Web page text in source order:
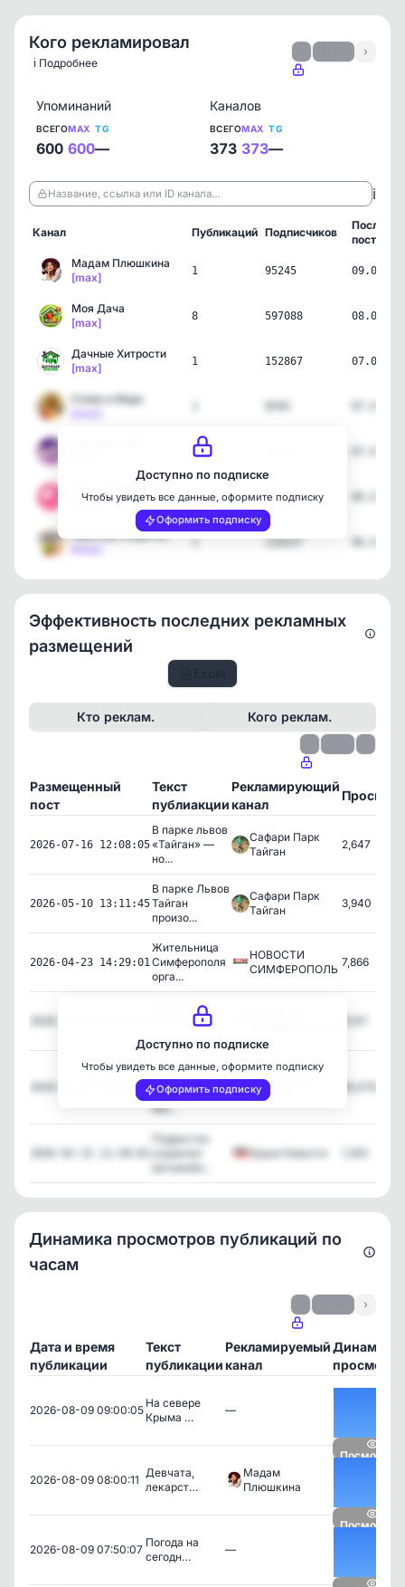
Кого рекламировал
ℹ️ Подробнее
›
Упоминаний
ВСЕГО
600
MAX
600
TG
—
Каналов
ВСЕГО
373
MAX
373
TG
—
Название, ссылка или ID канала… ℹ️
Канал Публикаций Подписчиков
пост
Мадам Плюшкина
[max]
1 95245 09.08.26
Моя Дача
[max]
8 597088 08.08.26
Дачные Хитрости
[max]
1 152867 07.08.26
Слово и Вера
2
[max]
1 51686
Простые Рецепты
1 218327
Доступно по подписке
Чтобы увидеть все данные, оформите подписку
Оформить подписку
Эффективность последних рекламных
размещений
Кто реклам. Кого реклам.
Размещенный
пост
Текст
публиакции
Рекламирующий
канал
2026-07-16 12:08:05
В парке львов
«Тайган» —
но...
Сафари Парк
Тайган
2,647
2026-05-10 13:11:45
В парке Львов
Тайган
произо...
Сафари Парк
Тайган
3,940
2026-04-23 14:29:01
Жительница
Симферополя
орга...
НОВОСТИ
СИМФЕРОПОЛЬ
7,866
Гигантский
кулич готовят
8,147
2026-02-28 22:37:28
Каталог
лучших
каналов в
MA...
Аэрогриль |
Рецепты
95,478
Подросток
управлял
автомоби...
Крым Новости 1,352
Доступно по подписке
Чтобы увидеть все данные, оформите подписку
Оформить подписку
Динамика просмотров публикаций по
часам
›
Дата и время
публикации
Текст
публикации
Рекламируемый
канал
Динамика
2026-08-09 09:00:05
На севере
Крыма …
—
Посмотреть
2026-08-09 08:00:11
Девчата,
лекарст…
Мадам
Плюшкина
Посмотреть
2026-08-09 07:50:07
Погода на
сегодн…
—